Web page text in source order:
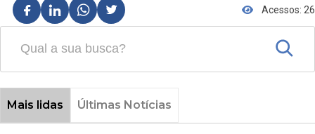
Acessos: 26
Mais lidas Últimas Notícias